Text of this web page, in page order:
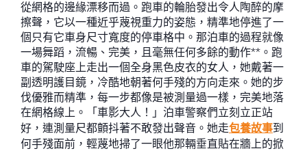
從網格的邊緣漂移而過。跑車的輪胎發出令人陶醉的摩
擦聲，它以一種近乎蔑視重力的姿態，精準地停進了一
個只有它車身尺寸寬度的停車格中。那泊車的過程就像
一場舞蹈，流暢、完美，且毫無任何多餘的動作**。跑
車的駕駛座上走出一個全身黑色皮衣的女人，她戴著一
副透明護目鏡，冷酷地朝著何手殘的方向走來。她的步
伐優雅而精準，每一步都像是被測量過一樣，完美地落
在網格線上。「車影大人！」泊車警察們立刻立正站
好，連測量尺都顫抖著不敢發出聲音。她走包養故事到
何手殘面前，輕蔑地掃了一眼他那輛垂直貼在牆上的掀